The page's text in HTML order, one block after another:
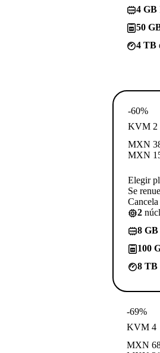
4 GB
50
4 TB
-60%
KVM 2
MXN
MXN
Elegir
Se
2
8 GB
100
8 TB
-69%
KVM 4
MXN